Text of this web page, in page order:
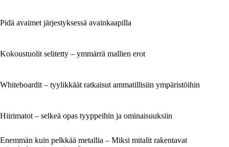
Pidä avaimet järjestyksessä avainkaapilla
Kokoustuolit selitetty – ymmärrä mallien erot
Whiteboardit – tyylikkäät ratkaisut ammatillisiin ympäristöihin
Hiirimatot – selkeä opas tyyppeihin ja ominaisuuksiin
Enemmän kuin pelkkää metallia – Miksi mitalit rakentavat